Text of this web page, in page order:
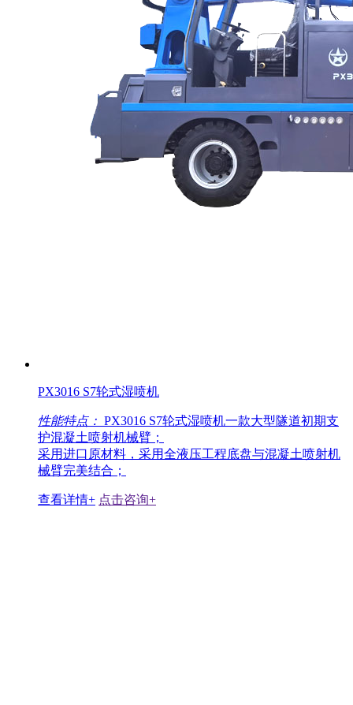
PX3016 S7轮式湿喷机
性能特点： PX3016 S7轮式湿喷机一款大型隧道初期支
护混凝土喷射机械臂；
采用进口原材料，采用全液压工程底盘与混凝土喷射机
械臂完美结合；
查看详情+ 点击咨询+